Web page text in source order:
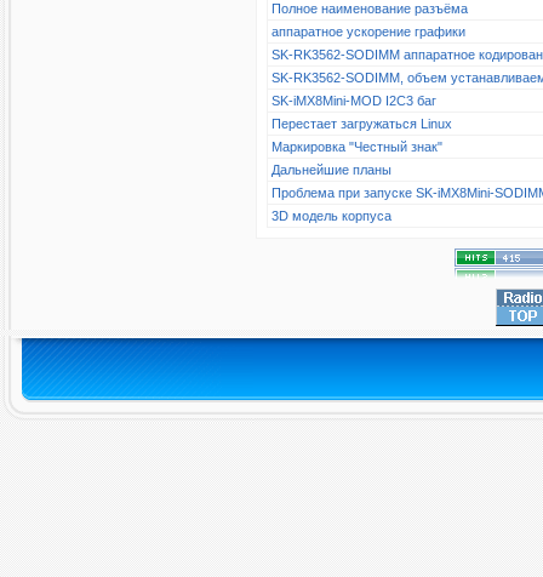
Полное наименование разъёма
аппаратное ускорение графики
SK-RK3562-SODIMM аппаратное
SK-RK3562-SODIMM, объем
SK-iMX8Mini-MOD I2C3 баг
Перестает загружаться Linux
Маркировка "Честный знак"
Дальнейшие планы
Проблема при запуске SK-iMX8Mini-
3D модель корпуса